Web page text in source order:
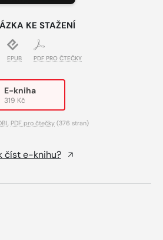
KE STAŽENÍ
EPUB PDF PRO ČTEČKY
E-kniha
319 Kč
, PDF pro čtečky (376 stran)
číst e-knihu?